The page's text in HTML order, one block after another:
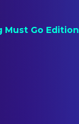
Must Go Edition